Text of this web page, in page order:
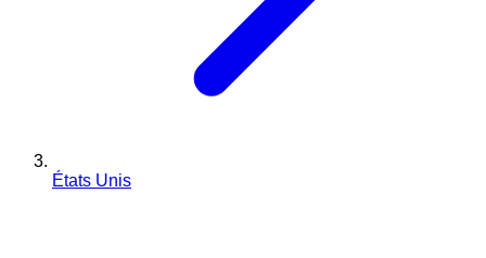
États Unis